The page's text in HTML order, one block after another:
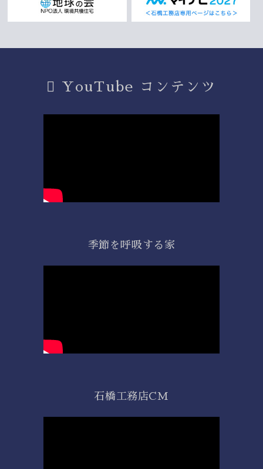
YouTube コンテンツ
季節を呼吸する家
石橋工務店CM